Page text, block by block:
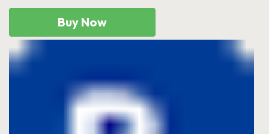
Buy Now